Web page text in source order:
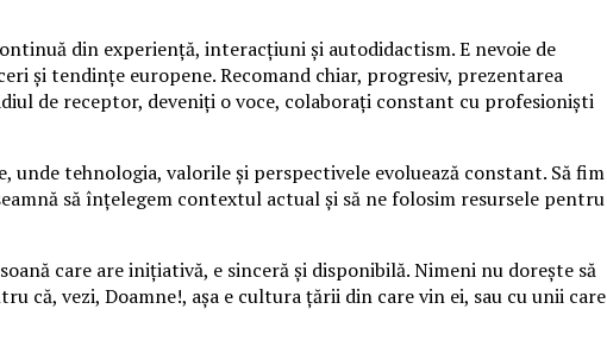
din experiență, interacțiuni și autodidactism. E nevoie de
și tendințe europene. Recomand chiar, progresiv, prezentarea
de receptor, deveniți o voce, colaborați constant cu profesioniști
tehnologia, valorile și perspectivele evoluează constant. Să fim
să înțelegem contextul actual și să ne folosim resursele pentru
care are inițiativă, e sinceră și disponibilă. Nimeni nu dorește să
că, vezi, Doamne!, așa e cultura țării din care vin ei, sau cu unii care